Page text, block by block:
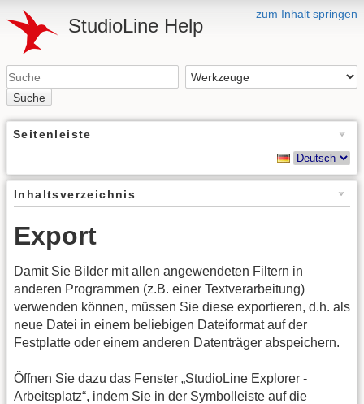
zum Inhalt springen
StudioLine Help
Suche
Seitenleiste
Inhaltsverzeichnis
Export
Damit Sie Bilder mit allen angewendeten Filtern in
anderen Programmen (z.B. einer Textverarbeitung)
verwenden können, müssen Sie diese exportieren, d.h. als
neue Datei in einem beliebigen Dateiformat auf der
Festplatte oder einem anderen Datenträger abspeichern.
Öffnen Sie dazu das Fenster „StudioLine Explorer -
Arbeitsplatz“, indem Sie in der Symbolleiste auf die